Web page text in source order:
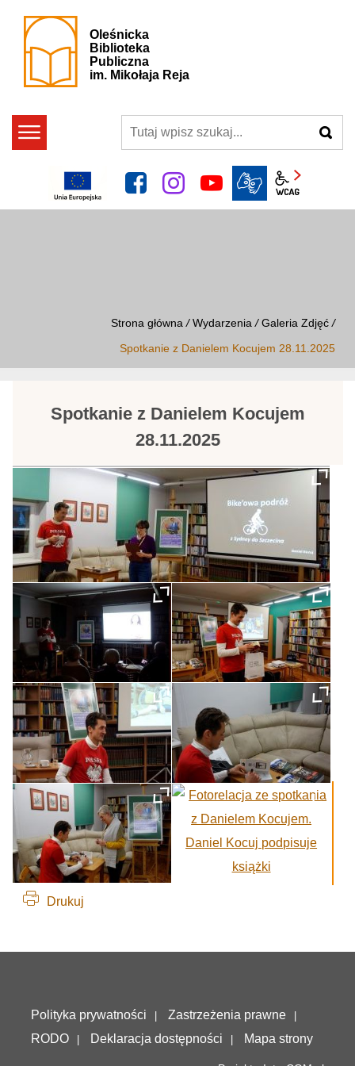
Oleśnicka
Biblioteka
Publiczna
im. Mikołaja Reja
szukaj
facebookinstagramYouTube
Strona główna / Wydarzenia / Galeria Zdjęć /
Spotkanie z Danielem Kocujem 28.11.2025
Spotkanie z Danielem Kocujem
28.11.2025
Drukuj
Polityka prywatności
Zastrzeżenia prawne
RODO
Deklaracja dostępności Mapa strony